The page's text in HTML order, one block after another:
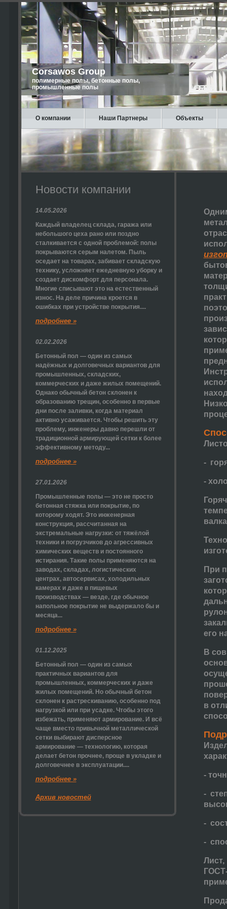
Corsawos Group
полимерные полы, бетонные полы,
промышленные полы
О компании Наши Партнеры Объекты
-
-
При
его
В
в
-
-
-
-
Новости компании
14.05.2026
Каждый владелец склада, гаража или
небольшого цеха рано или поздно
сталкивается с одной проблемой: полы
покрываются серым налетом. Пыль
оседает на товарах, забивает складскую
технику, усложняет ежедневную уборку и
создает дискомфорт для персонала.
Многие списывают это на естественный
износ. На деле причина кроется в
ошибках при устройстве покрытия....
подробнее »
02.02.2026
Бетонный пол — один из самых
надёжных и долговечных вариантов для
промышленных, складских,
коммерческих и даже жилых помещений.
Однако обычный бетон склонен к
образованию трещин, особенно в первые
дни после заливки, когда материал
активно усаживается. Чтобы решить эту
проблему, инженеры давно перешли от
традиционной армирующей сетки к более
эффективному методу...
подробнее »
27.01.2026
Промышленные полы — это не просто
бетонная стяжка или покрытие, по
которому ходят. Это инженерная
конструкция, рассчитанная на
экстремальные нагрузки: от тяжёлой
техники и погрузчиков до агрессивных
химических веществ и постоянного
истирания. Такие полы применяются на
заводах, складах, логистических
центрах, автосервисах, холодильных
камерах и даже в пищевых
производствах — везде, где обычное
напольное покрытие не выдержало бы и
месяца...
подробнее »
01.12.2025
Бетонный пол — один из самых
практичных вариантов для
промышленных, коммерческих и даже
жилых помещений. Но обычный бетон
склонен к растрескиванию, особенно под
нагрузкой или при усадке. Чтобы этого
избежать, применяют армирование. И всё
чаще вместо привычной металлической
сетки выбирают дисперсное
армирование — технологию, которая
делает бетон прочнее, проще в укладке и
долговечнее в эксплуатации....
подробнее »
Архив новостей